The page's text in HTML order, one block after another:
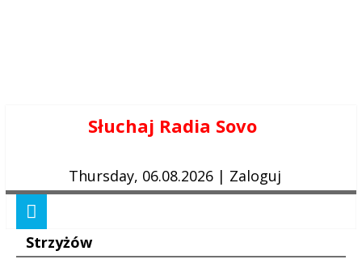
Słuchaj Radia Sovo
Thursday, 06.08.2026 | Zaloguj
Strzyżów